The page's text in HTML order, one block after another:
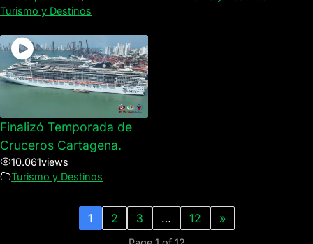
Turismo y Destinos
Finalizó Temporada de
Cruceros Cartagena.
10.061views
Turismo y Destinos
1 2 3 … 12 »